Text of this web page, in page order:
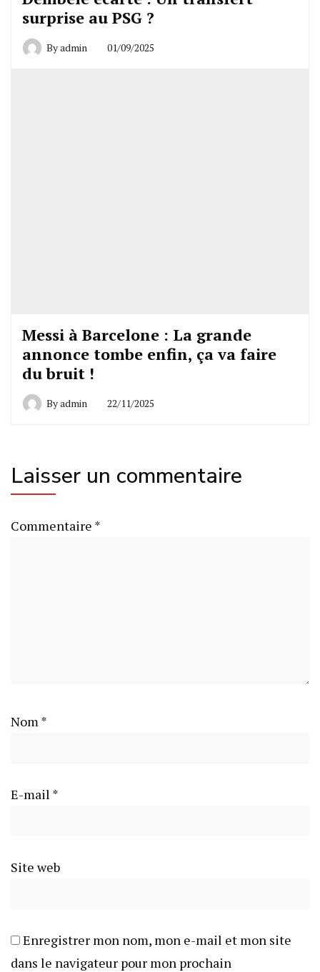
surprise au PSG ?
Byadmin 01/09/2025
Messi à Barcelone : La grande
annonce tombe enfin, ça va faire
du bruit !
Byadmin 22/11/2025
Laisser un commentaire
Commentaire *
Nom *
E-mail *
Site web
Enregistrer mon nom, mon e-mail et mon site
dans le navigateur pour mon prochain